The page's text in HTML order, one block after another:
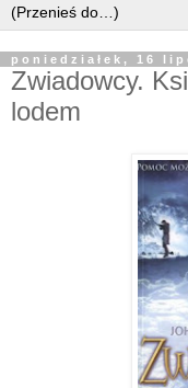
poniedziałek, 16
Zwiadowcy.
lodem